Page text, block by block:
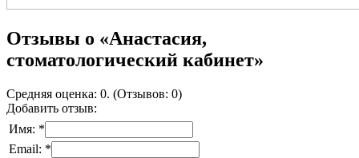
Отзывы о «Анастасия,
стоматологический кабинет»
Средняя оценка: 0. (Отзывов: 0)
Добавить отзыв:
Имя: *
Email: *